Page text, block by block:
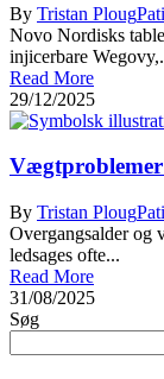
By Tristan Ploug
Novo Nordisks
injicerbare
Read More
29/12/2025
By Tristan Ploug
Overgangsalder og
ledsages ofte...
Read More
31/08/2025
Søg